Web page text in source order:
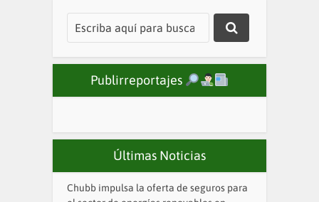
Publirreportajes
Últimas Noticias
Chubb impulsa la oferta de seguros para